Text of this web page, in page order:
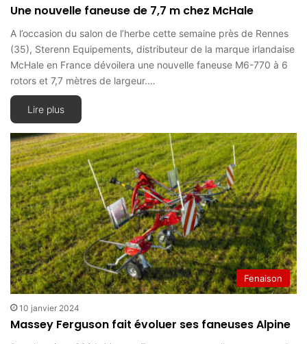
Une nouvelle faneuse de 7,7 m chez McHale
A l’occasion du salon de l’herbe cette semaine près de Rennes
(35), Sterenn Equipements, distributeur de la marque irlandaise
McHale en France dévoilera une nouvelle faneuse M6-770 à 6
rotors et 7,7 mètres de largeur.…
Lire plus
Fenaison
10 janvier 2024
Massey Ferguson fait évoluer ses faneuses Alpine